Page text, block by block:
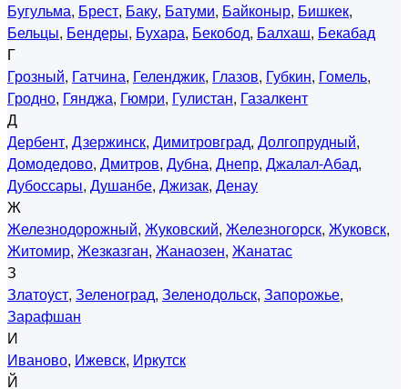
Бугульма, Брест, Баку, Батуми, Байконыр, Бишкек,
Бельцы, Бендеры, Бухара, Бекобод, Балхаш, Бекабад
Г
Грозный, Гатчина, Геленджик, Глазов, Губкин, Гомель,
Гродно, Гянджа, Гюмри, Гулистан, Газалкент
Д
Дербент, Дзержинск, Димитровград, Долгопрудный,
Домодедово, Дмитров, Дубна, Днепр, Джалал-Абад,
Дубоссары, Душанбе, Джизак, Денау
Ж
Железнодорожный, Жуковский, Железногорск, Жуковск,
Житомир, Жезказган, Жанаозен, Жанатас
З
Златоуст, Зеленоград, Зеленодольск, Запорожье,
Зарафшан
И
Иваново, Ижевск, Иркутск
Й